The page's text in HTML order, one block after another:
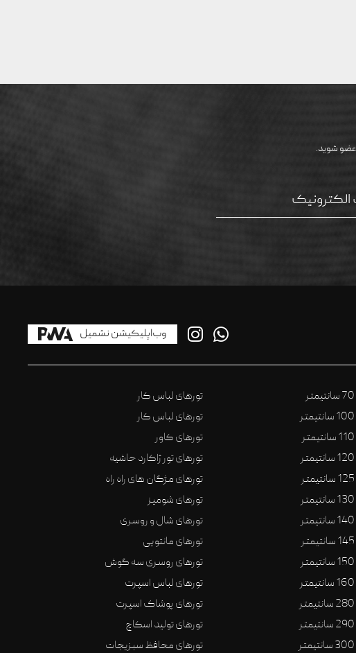
عضو شوید.
وب‌اپلیکیشن نشمیل
تورهای لباس کار
تورهای لباس کار
تورهای کاور
تورهای تور ژاکارد حاشیه
تورهای مژگان های راه راه
تورهای شومیز
تورهای شال و روسری
تورهای مانتویی
تورهای روسری سه گوش
تورهای لباس اسپرت
تورهای پوشاک اسپرت
تورهای تولید اسکاچ
تورهای محافظ سبزیجات